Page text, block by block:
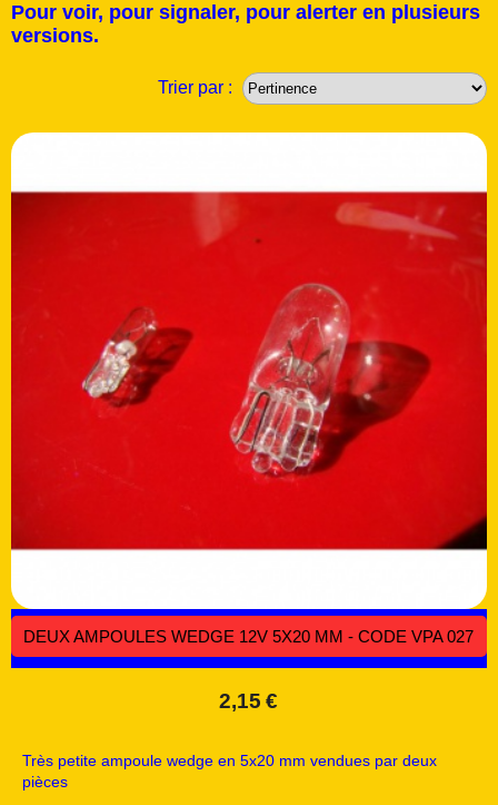
Pour voir, pour signaler, pour alerter en plusieurs
versions.
Trier par :
DEUX AMPOULES WEDGE 12V 5X20 MM - CODE VPA 027
2,15 €
Très petite ampoule wedge en 5x20 mm vendues par deux
pièces